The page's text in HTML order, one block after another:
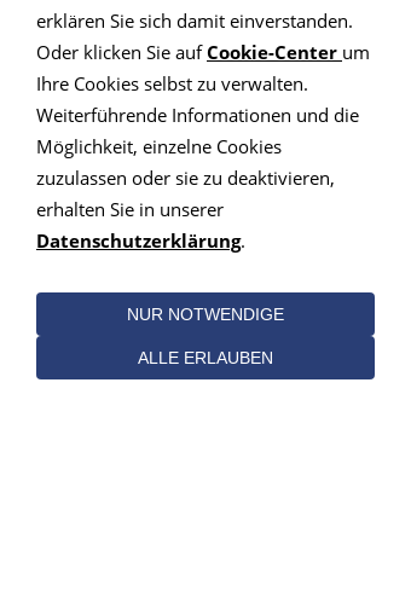
Postleitzahlengebiet in der
Schweiz:
PLZ-Gebiet 2
PLZ-Gebiet 3
PLZ-Gebiet 5
erklären Sie sich damit einverstanden.
Oder klicken Sie aufCookie-Center um
Ihre Cookies selbst zu verwalten.
Weiterführende Informationen und die
Möglichkeit, einzelne Cookies
zuzulassen oder sie zu deaktivieren,
erhalten Sie in unserer
Datenschutzerklärung.
NUR NOTWENDIGE
ALLE ERLAUBEN